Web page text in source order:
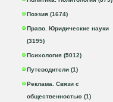
Поэзия (1674)
Право. Юридические науки
(3195)
Психология (5012)
Путеводители (1)
Реклама. Связи с
общественностью (1)